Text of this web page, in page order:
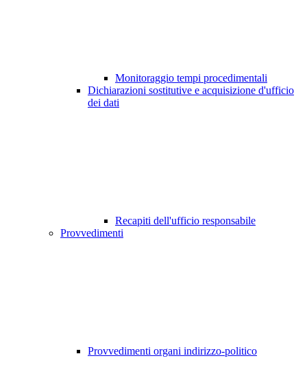
Monitoraggio tempi procedimentali
Dichiarazioni sostitutive e acquisizione d'ufficio
dei dati
Recapiti dell'ufficio responsabile
Provvedimenti
Provvedimenti organi indirizzo-politico